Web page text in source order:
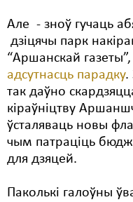
Але - зноў гучаць
дзіцячы парк
“Аршанскай
адсутнасць парадку.
так даўно
кіраўніцтву
ўсталяваць новы
чым патраціць
для дзяцей.
Паколькі галоўны